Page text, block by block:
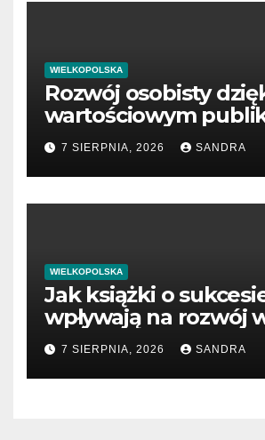
WIELKOPOLSKA
Rozwój osobisty
wartościowym
7 SIERPNIA, 2026 SANDRA
WIELKOPOLSKA
Jak książki o
wpływają na rozwój
7 SIERPNIA, 2026 SANDRA